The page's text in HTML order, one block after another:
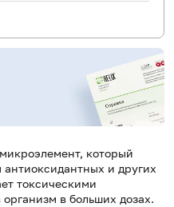
который
и других
токсическими
в больших дозах.